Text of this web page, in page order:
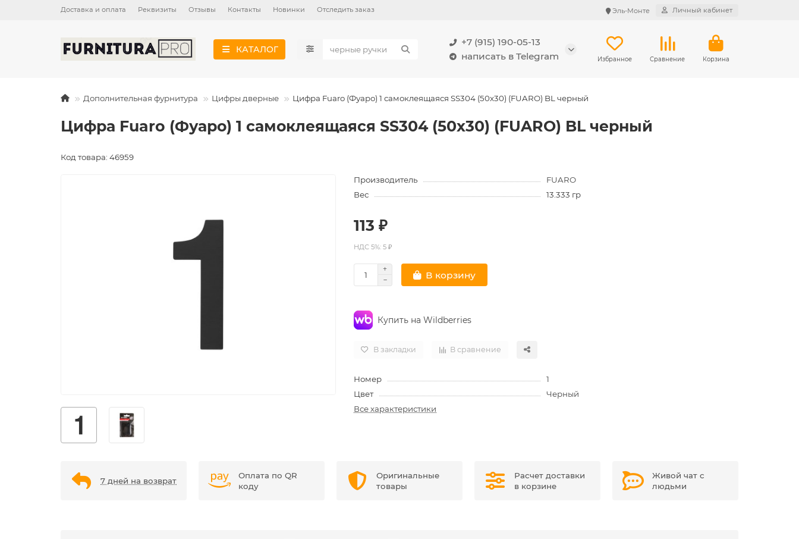
Доставка и оплата Реквизиты Отзывы Контакты Новинки Отследить заказ Эль-Монте Личный кабинет
КАТАЛОГ
+7 (915) 190-05-13
написать в Telegram
Избранное Сравнение Корзина
Дополнительная фурнитура Цифры дверные Цифра Fuaro (Фуаро) 1 самоклеящаяся SS304 (50х30) (FUARO) BL черный
Цифра Fuaro (Фуаро) 1 самоклеящаяся SS304 (50х30) (FUARO) BL черный
Код товара: 46959
Производитель
FUARO
Вес
13.333 гр
113 ₽
НДС 5%: 5 ₽
В корзину
Купить на Wildberries
В закладки В сравнение
Номер
1
Цвет
Черный
Все характеристики
7 дней на возврат
Оплата по QR
коду
Оригинальные
товары
Расчет доставки
в корзине
Живой чат с
людьми